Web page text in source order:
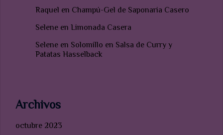
Raquel en Champú-Gel de Saponaria Casero
Selene en Limonada Casera
Selene en Solomillo en Salsa de Curry y
Patatas Hasselback
Archivos
octubre 2023